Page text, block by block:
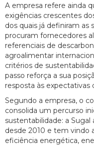
A empresa refere ainda
exigências crescentes
dos quais já definiram as
procuram fornecedores
referenciais de
agroalimentar
critérios de
passo reforça a sua
resposta às expectativas
Segundo a empresa, o
consolida um percurso
sustentabilidade: a Sugal
desde 2010 e tem vindo
eficiência energética,